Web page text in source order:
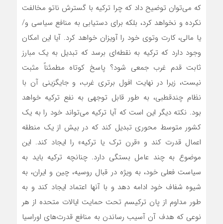
که می‌توان توضیح داد که چرا ترکیه با گسترش ناتو مخالفت
نکرده و نخواهد کرد، بلکه برای دستیابی به منافع سیاسی و/
یا مالی، کارت وتوی خود را آویزان خواهد کرد. آیا این امکان
وجود دارد که ترکیه به نقطه‌‌‌ای‌‌‌ برسد که تبدیل به یک مبارز
ثابت قدم غرب جمعی شود؟ پاسخ کوتاه مطمئناً مثبت
نیست، زیرا در نهایت افول برتری غرب، و جایگزینی آن با
نظام چندقطبی، به طور قابل توجهی به نفع ترکیه خواهد
بود. نکته دیگر این است که آیا ترکیه می‌تواند خود را به یک
کشور متوسط محوری تبدیل کند که در بیش از یک منطقه
اعمال قدرت کند و «قرن ترک یا ترکیه» را ایجاد کند. این
موضوع به چند عامل بستگی دارد. چنانچه ترکیه باید به
سیاست فعلی خود، به ویژه در قبال روسیه، چین و ایران، به
شیوه شفاف خود ادامه دهد و با آنها اعتماد ایجاد کند و به
طور مداوم از پان ترکیسم تحت حمایت ایالات متحده از هر
نوعی که هدف آن آسیب رساندن به منافع قدرت‌‌‌‌های اوراسیا